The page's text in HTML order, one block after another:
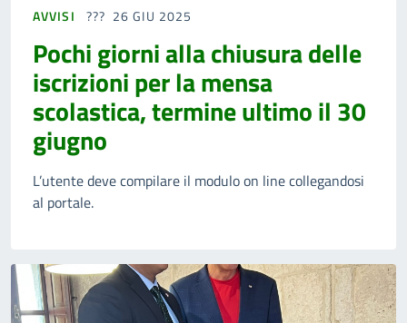
AVVISI 26 GIU 2025
Pochi giorni alla chiusura delle
iscrizioni per la mensa
scolastica, termine ultimo il 30
giugno
L’utente deve compilare il modulo on line collegandosi
al portale.